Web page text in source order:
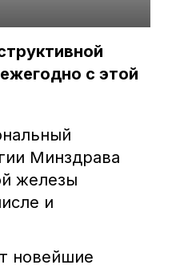
с этой
Минздрава
железы
и
новейшие